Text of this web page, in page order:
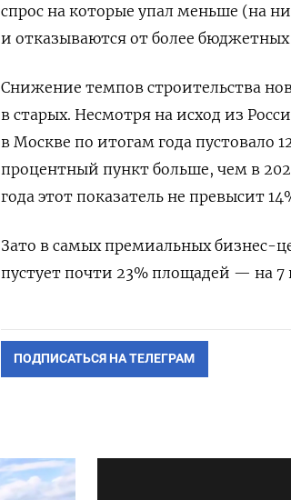
спрос на которые упал меньше (на
и отказываются от более бюджетных
Снижение темпов строительства
в старых. Несмотря на исход из
в Москве по итогам года
процентный пункт больше, чем в
года этот показатель не превысит
Зато в самых премиальных бизнес-
пустует почти 23% площадей — на 7
ПОДПИСАТЬСЯ НА ТЕЛЕГРАМ